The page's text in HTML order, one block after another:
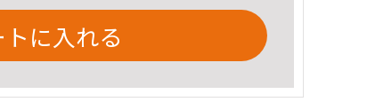
トに入れる